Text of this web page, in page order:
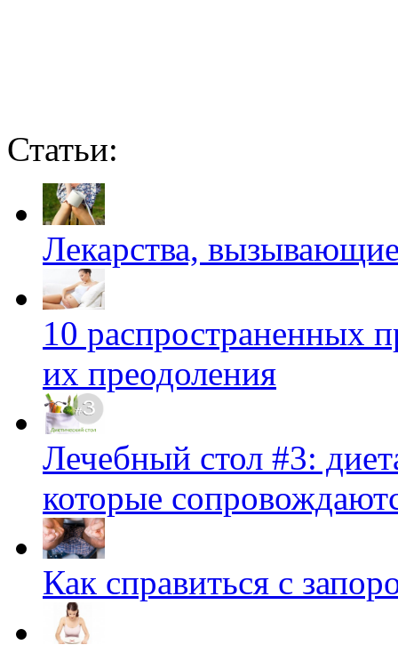
Статьи:
Лекарства,
10 распространенных
их преодоления
Лечебный стол #3:
которые
Как справиться с